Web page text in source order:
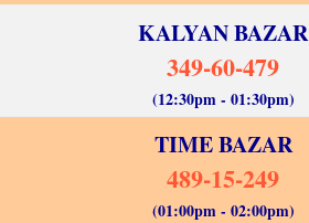
KALYAN BAZAR
349-60-479
(12:30pm - 01:30pm)
TIME BAZAR
489-15-249
(01:00pm - 02:00pm)